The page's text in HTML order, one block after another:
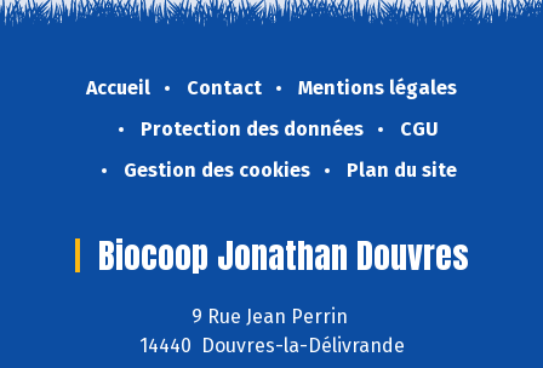
Accueil Contact
Mentions légales
Protection des données
CGU
Gestion des cookies
Plan du site
Biocoop Jonathan Douvres
9 Rue Jean Perrin
14440 Douvres-la-Délivrande